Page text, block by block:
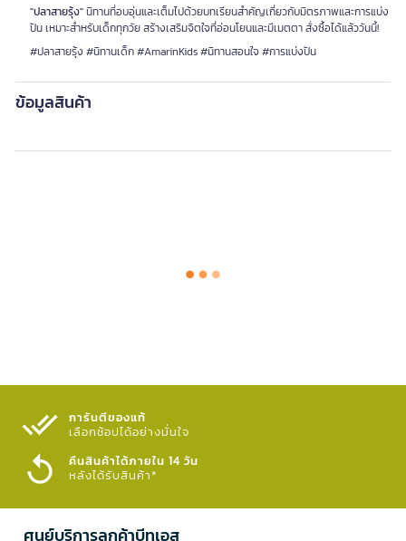
"ปลาสายรุ้ง"นิทานที่อบอุ่นและเต็มไปด้วยบทเรียนสำคัญเกี่ยวกับมิตรภาพและการแบ่ง
ปัน เหมาะสำหรับเด็กทุกวัย สร้างเสริมจิตใจที่อ่อนโยนและมีเมตตา สั่งซื้อได้แล้ววันนี้!
#ปลาสายรุ้ง #นิทานเด็ก #AmarinKids #นิทานสอนใจ #การแบ่งปัน
ข้อมูลสินค้า
การันตีของแท้
เลือกช้อปได้อย่างมั่นใจ​
คืนสินค้าได้ภายใน 14 วัน
หลังได้รับสินค้า*
ศูนย์บริการลูกค้าบีทูเอส